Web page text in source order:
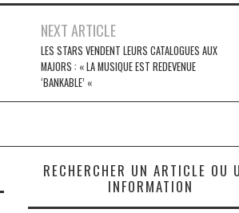
NEXT ARTICLE
LES STARS VENDENT LEURS CATALOGUES AUX
MAJORS : « LA MUSIQUE EST REDEVENUE
‘BANKABLE’ «
RECHERCHER UN ARTICLE OU
INFORMATION